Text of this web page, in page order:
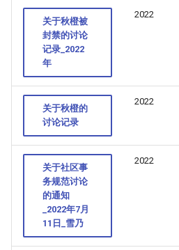
关于秋橙被
封禁的讨论
记录_2022
年
2022
关于秋橙的
讨论记录
2022
关于社区事
务规范讨论
的通知
_2022年7月
11日_雪乃
2022